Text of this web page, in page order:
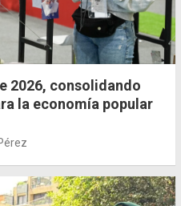
2026, consolidando
la economía popular